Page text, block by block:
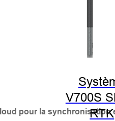
V700S
RTK
pour la synchronisation